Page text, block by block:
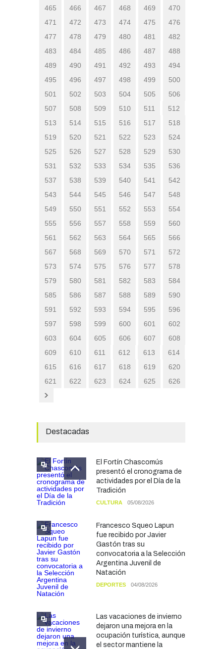
465 466 467 468 469
470
471
472 473 474 475
476
477
478 479 480 481
482
483
484 485 486 487
488
489
490 491 492 493
494
495
496 497 498 499
500
501
502 503 504 505
506
507
508 509 510 511
512
513
514 515 516 517
518
519
520 521 522 523
524
525
526 527 528 529
530
531
532 533 534 535
536
537
538 539 540 541
542
543
544 545 546 547
548
549
550 551 552 553
554
555
556 557 558 559
560
561
562 563 564 565
566
567
568 569 570 571
572
573
574 575 576 577
578
579
580 581 582 583
584
585
586 587 588 589
590
591
592 593 594 595
596
597
598 599 600 601
602
603
604 605 606 607
608
609
610 611 612 613
614
615
616 617 618 619
620
621
622 623 624 625 626
Destacadas
El Fortín Chascomús
presentó el cronograma de
actividades por el Día de la
Tradición
CULTURA 05/08/2026
Francesco Squeo Lapun
fue recibido por Javier
Gastón tras su
convocatoria a la Selección
Argentina Juvenil de
Natación
DEPORTES 04/08/2026
Las vacaciones de invierno
dejaron una mejora en la
ocupación turística, aunque
el sector mantiene la